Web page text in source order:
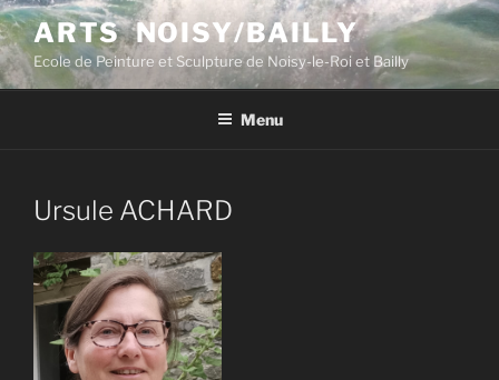
Aller
au
contenu
principal
ARTS NOISY/BAILLY
Ecole de Peinture et Sculpture de Noisy-le-Roi et Bailly
Menu
Ursule ACHARD